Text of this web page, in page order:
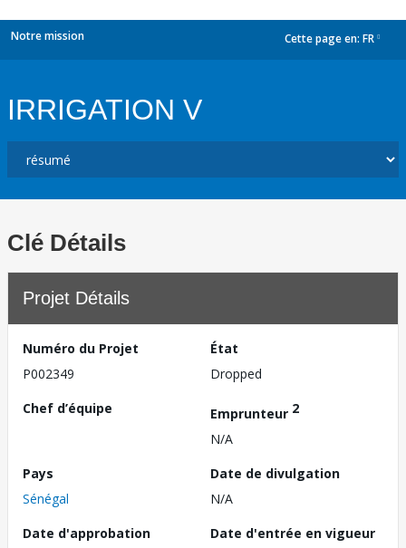
Notre mission Cette page en: FR
IRRIGATION V
Clé Détails
Projet Détails
Numéro du Projet
P002349
État
Dropped
Chef d’équipe
Emprunteur 2
N/A
Pays
Sénégal
Date de divulgation
N/A
Date d'approbation
Date d'entrée en vigueur